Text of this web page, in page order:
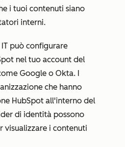
i tuoi contenuti siano
interni.
può configurare
nel tuo account del
Google o Okta. I
che hanno
HubSpot all'interno del
di identità possono
visualizzare i contenuti